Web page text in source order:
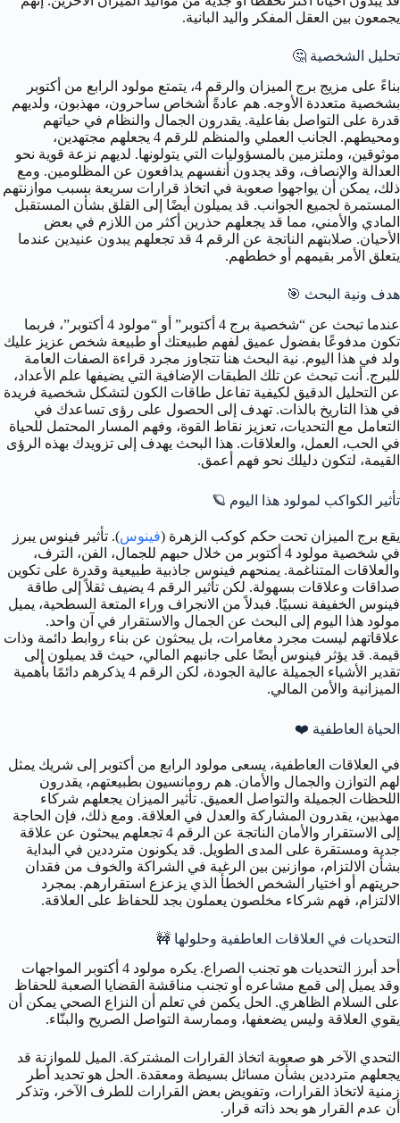
يجمعون بين العقل المفكر واليد البانية.
تحليل الشخصية 🤔
بناءً على مزيج برج الميزان والرقم 4، يتمتع مولود الرابع من أكتوبر
بشخصية متعددة الأوجه. هم عادةً أشخاص ساحرون، مهذبون، ولديهم
قدرة على التواصل بفاعلية. يقدرون الجمال والنظام في حياتهم
ومحيطهم. الجانب العملي والمنظم للرقم 4 يجعلهم مجتهدين،
موثوقين، وملتزمين بالمسؤوليات التي يتولونها. لديهم نزعة قوية نحو
العدالة والإنصاف، وقد يجدون أنفسهم يدافعون عن المظلومين. ومع
ذلك، يمكن أن يواجهوا صعوبة في اتخاذ قرارات سريعة بسبب موازنتهم
المستمرة لجميع الجوانب. قد يميلون أيضًا إلى القلق بشأن المستقبل
المادي والأمني، مما قد يجعلهم حذرين أكثر من اللازم في بعض
الأحيان. صلابتهم الناتجة عن الرقم 4 قد تجعلهم يبدون عنيدين عندما
يتعلق الأمر بقيمهم أو خططهم.
هدف ونية البحث 🎯
عندما تبحث عن “شخصية برج 4 أكتوبر” أو “مولود 4 أكتوبر”، فربما
تكون مدفوعًا بفضول عميق لفهم طبيعتك أو طبيعة شخص عزيز عليك
ولد في هذا اليوم. نية البحث هنا تتجاوز مجرد قراءة الصفات العامة
للبرج. أنت تبحث عن تلك الطبقات الإضافية التي يضيفها علم الأعداد،
عن التحليل الدقيق لكيفية تفاعل طاقات الكون لتشكل شخصية فريدة
في هذا التاريخ بالذات. تهدف إلى الحصول على رؤى تساعدك في
التعامل مع التحديات، تعزيز نقاط القوة، وفهم المسار المحتمل للحياة
في الحب، العمل، والعلاقات. هذا البحث يهدف إلى تزويدك بهذه الرؤى
القيمة، لتكون دليلك نحو فهم أعمق.
تأثير الكواكب لمولود هذا اليوم 🪐
يقع برج الميزان تحت حكم كوكب الزهرة (فينوس). تأثير فينوس يبرز
في شخصية مولود 4 أكتوبر من خلال حبهم للجمال، الفن، الترف،
والعلاقات المتناغمة. يمنحهم فينوس جاذبية طبيعية وقدرة على تكوين
صداقات وعلاقات بسهولة. لكن تأثير الرقم 4 يضيف ثقلاً إلى طاقة
فينوس الخفيفة نسبيًا. فبدلاً من الانجراف وراء المتعة السطحية، يميل
مولود هذا اليوم إلى البحث عن الجمال والاستقرار في آن واحد.
علاقاتهم ليست مجرد مغامرات، بل يبحثون عن بناء روابط دائمة وذات
قيمة. قد يؤثر فينوس أيضًا على جانبهم المالي، حيث قد يميلون إلى
تقدير الأشياء الجميلة عالية الجودة، لكن الرقم 4 يذكرهم دائمًا بأهمية
الميزانية والأمن المالي.
الحياة العاطفية ❤️
في العلاقات العاطفية، يسعى مولود الرابع من أكتوبر إلى شريك يمثل
لهم التوازن والجمال والأمان. هم رومانسيون بطبيعتهم، يقدرون
اللحظات الجميلة والتواصل العميق. تأثير الميزان يجعلهم شركاء
مهذبين، يقدرون المشاركة والعدل في العلاقة. ومع ذلك، فإن الحاجة
إلى الاستقرار والأمان الناتجة عن الرقم 4 تجعلهم يبحثون عن علاقة
جدية ومستقرة على المدى الطويل. قد يكونون مترددين في البداية
بشأن الالتزام، موازنين بين الرغبة في الشراكة والخوف من فقدان
حريتهم أو اختيار الشخص الخطأ الذي يزعزع استقرارهم. بمجرد
الالتزام، فهم شركاء مخلصون يعملون بجد للحفاظ على العلاقة.
التحديات في العلاقات العاطفية وحلولها 🚧
أحد أبرز التحديات هو تجنب الصراع. يكره مولود 4 أكتوبر المواجهات
وقد يميل إلى قمع مشاعره أو تجنب مناقشة القضايا الصعبة للحفاظ
على السلام الظاهري. الحل يكمن في تعلم أن النزاع الصحي يمكن أن
يقوي العلاقة وليس يضعفها، وممارسة التواصل الصريح والبنّاء.
التحدي الآخر هو صعوبة اتخاذ القرارات المشتركة. الميل للموازنة قد
يجعلهم مترددين بشأن مسائل بسيطة ومعقدة. الحل هو تحديد أطر
زمنية لاتخاذ القرارات، وتفويض بعض القرارات للطرف الآخر، وتذكر
أن عدم القرار هو بحد ذاته قرار.